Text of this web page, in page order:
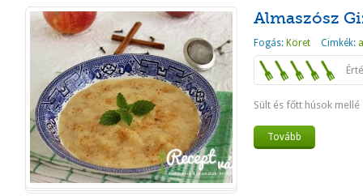
Almaszósz
Fogás: Köret Cimkék:
Sült és főtt húsok
Tovább